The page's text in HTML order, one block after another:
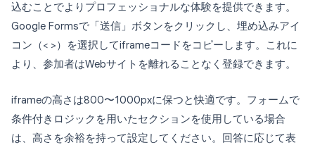
込むことでよりプロフェッショナルな体験を提供できます。
Google Formsで「送信」ボタンをクリックし、埋め込みアイ
コン（< >）を選択してiframeコードをコピーします。これに
より、参加者はWebサイトを離れることなく登録できます。
iframeの高さは800〜1000pxに保つと快適です。フォームで
条件付きロジックを用いたセクションを使用している場合
は、高さを余裕を持って設定してください。回答に応じて表